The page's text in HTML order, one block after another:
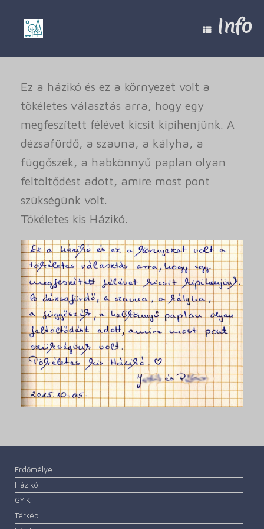
Info
Ez a házikó és ez a környezet volt a
tökéletes választás arra, hogy egy
megfeszített félévet kicsit kipihenjünk. A
dézsafürdő, a szauna, a kályha, a
függőszék, a habkönnyű paplan olyan
feltöltődést adott, amire most pont
szükségünk volt.
Tökéletes kis Házikó.
Erdőmélye
Házikó
GYIK
Térkép